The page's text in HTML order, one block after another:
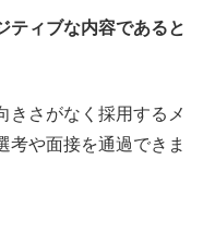
ティブな内容であると
きさがなく採用するメ
考や面接を通過できま